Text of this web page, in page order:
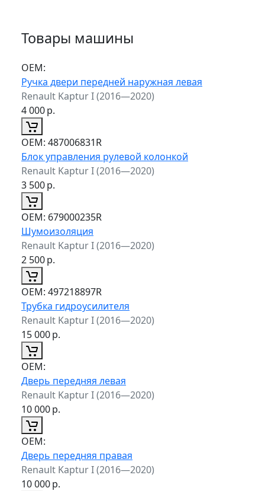
Товары машины
ОЕМ:
Ручка двери передней наружная левая
Renault Kaptur I (2016—2020)
4 000р.
ОЕМ: 487006831R
Блок управления рулевой колонкой
Renault Kaptur I (2016—2020)
3 500р.
ОЕМ: 679000235R
Шумоизоляция
Renault Kaptur I (2016—2020)
2 500р.
ОЕМ: 497218897R
Трубка гидроусилителя
Renault Kaptur I (2016—2020)
15 000р.
ОЕМ:
Дверь передняя левая
Renault Kaptur I (2016—2020)
10 000р.
ОЕМ:
Дверь передняя правая
Renault Kaptur I (2016—2020)
10 000р.